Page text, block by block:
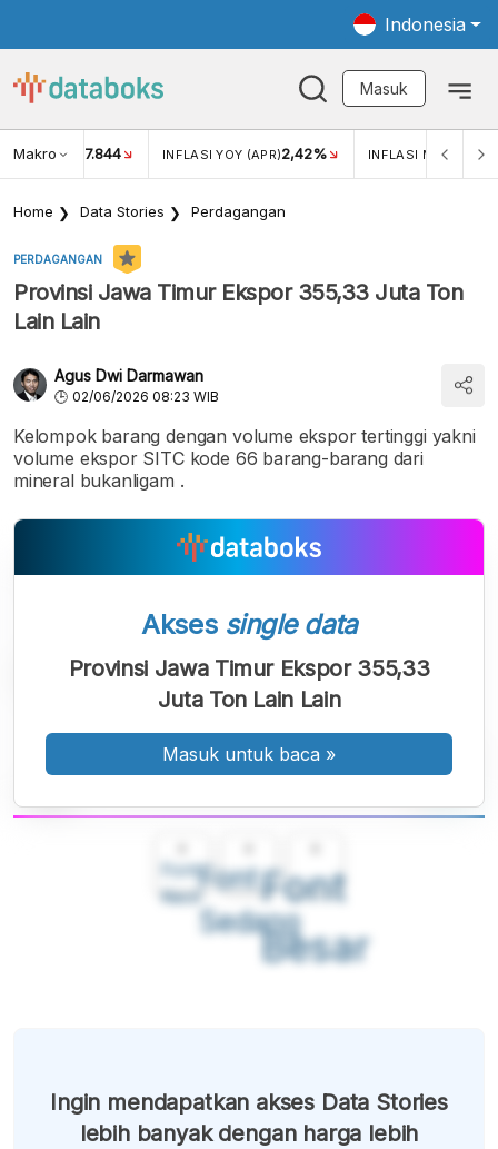
Indonesia
Masuk
Makro
USD/IDR 17.844 INFLASI YOY (APR)2,42% INFLASI MOM (APR)
Home Data Stories Perdagangan
PERDAGANGAN
Provinsi Jawa Timur Ekspor 355,33 Juta Ton
Lain Lain
Agus Dwi Darmawan
02/06/2026 08:23 WIB
Kelompok barang dengan volume ekspor tertinggi yakni
volume ekspor SITC kode 66 barang-barang dari
mineral bukanligam .
Font
Kecil
Font
Sedang
Font
Besar
Akses single data
Provinsi Jawa Timur Ekspor 355,33
Juta Ton Lain Lain
Masuk untuk baca »
Ingin mendapatkan akses Data Stories
lebih banyak dengan harga lebih